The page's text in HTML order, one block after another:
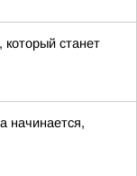
станет
начинается,